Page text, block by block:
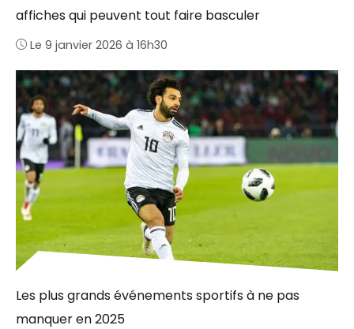
affiches qui peuvent tout faire basculer
Le 9 janvier 2026 à 16h30
Les plus grands événements sportifs à ne pas
manquer en 2025